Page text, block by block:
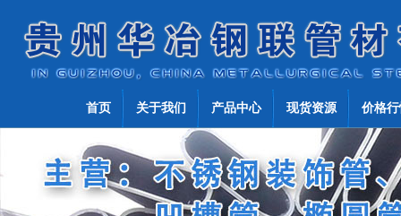
首页 关于我们 产品中心 现货资源 价格